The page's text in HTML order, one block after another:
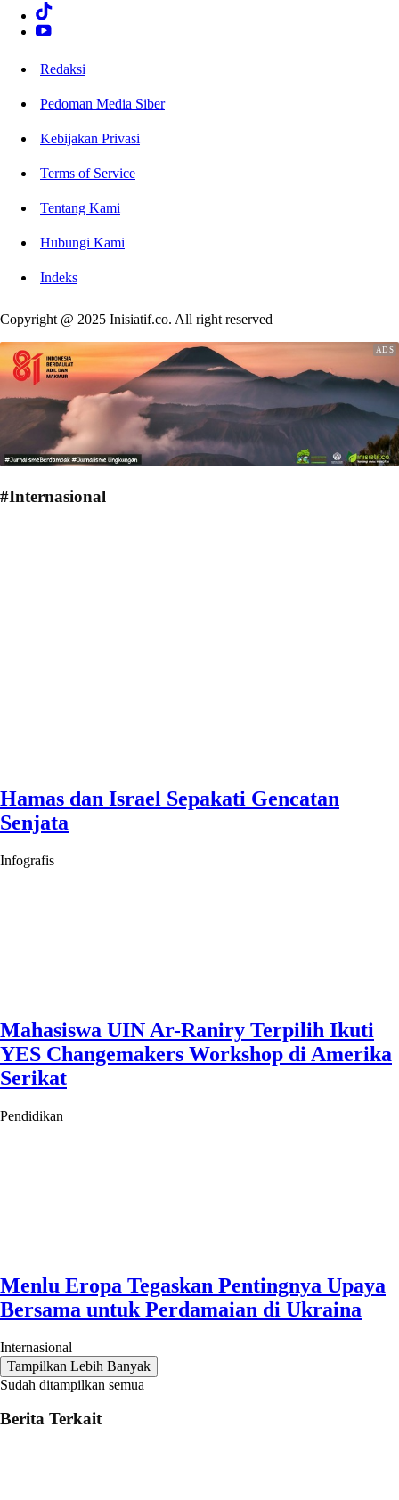
Redaksi
Pedoman Media Siber
Kebijakan Privasi
Terms of Service
Tentang Kami
Hubungi Kami
Indeks
Copyright @ 2025 Inisiatif.co. All right reserved
#Internasional
Hamas dan Israel Sepakati Gencatan
Senjata
Infografis
Mahasiswa UIN Ar-Raniry Terpilih Ikuti
YES Changemakers Workshop di Amerika
Serikat
Pendidikan
Menlu Eropa Tegaskan Pentingnya Upaya
Bersama untuk Perdamaian di Ukraina
Internasional
Tampilkan Lebih Banyak
Sudah ditampilkan semua
Berita Terkait